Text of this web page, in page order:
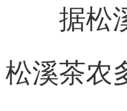
据松溪
松溪茶农